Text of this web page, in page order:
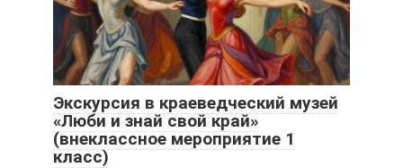
Экскурсия в краеведческий музей
«Люби и знай свой край»
(внеклассное мероприятие 1
класс)